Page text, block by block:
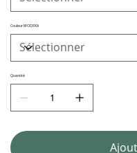
Couleur MODEKA
Quantité